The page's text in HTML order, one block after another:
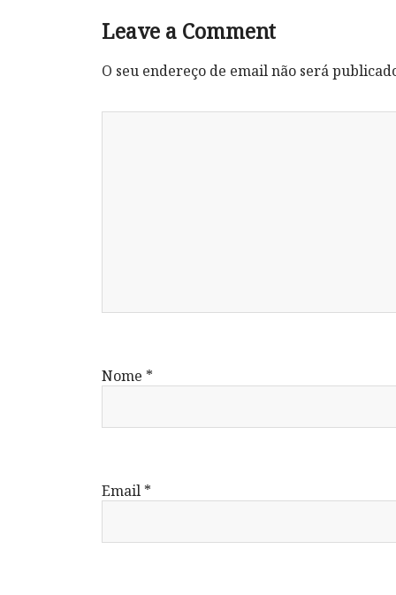
Leave a Comment
O seu endereço de email não será
Nome *
Email *